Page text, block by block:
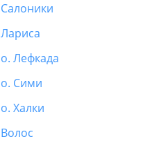
Салоники
Лариса
о. Лефкада
о. Сими
о. Халки
Волос